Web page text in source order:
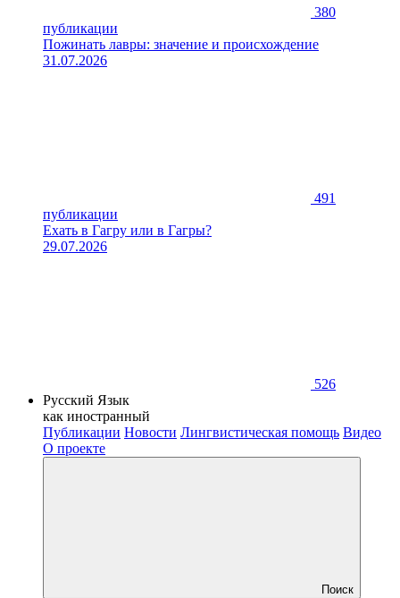
380
публикации
Пожинать лавры: значение и происхождение
31.07.2026
491
публикации
Ехать в Гагру или в Гагры?
29.07.2026
526
Русский Язык
как иностранный
Публикации Новости Лингвистическая помощь Видео
О проекте
Поиск